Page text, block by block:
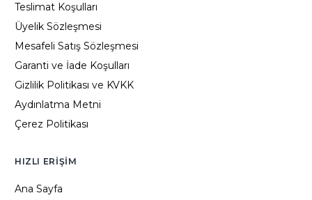
Teslimat Koşulları
Üyelik Sözleşmesi
Mesafeli Satış Sözleşmesi
Garanti ve İade Koşulları
Gizlilik Politikası ve KVKK
Aydınlatma Metni
Çerez Politikası
HIZLI ERIŞIM
Ana Sayfa